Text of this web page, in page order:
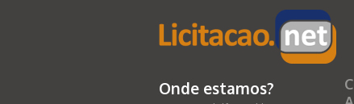
Onde estamos?